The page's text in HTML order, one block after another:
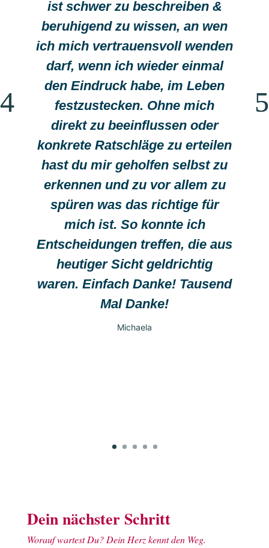
ist schwer zu beschreiben &
beruhigend zu wissen, an wen
ich mich vertrauensvoll wenden
darf, wenn ich wieder einmal
den Eindruck habe, im Leben
festzustecken. Ohne mich
direkt zu beeinflussen oder
konkrete Ratschläge zu erteilen
hast du mir geholfen selbst zu
erkennen und zu vor allem zu
spüren was das richtige für
mich ist. So konnte ich
Entscheidungen treffen, die aus
heutiger Sicht geldrichtig
waren. Einfach Danke! Tausend
Mal Danke!
Michaela
Dein nächster Schritt
Worauf wartest Du? Dein Herz kennt den Weg.